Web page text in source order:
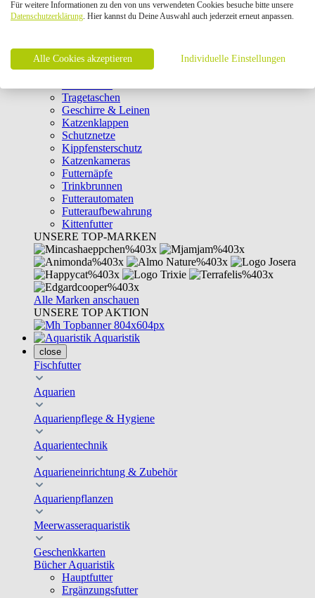
Intelligenzspielzeug
Laserpointer & Elektrospielzeug
Clicker & Target Sticks für Katzen
Weiteres Katzenspielzeug
Transportboxen
Tragetaschen
Geschirre & Leinen
Katzenklappen
Schutznetze
Kippfensterschutz
Katzenkameras
Futternäpfe
Trinkbrunnen
Futterautomaten
Futteraufbewahrung
Kittenfutter
UNSERE TOP-MARKEN
Alle Marken anschauen
UNSERE TOP AKTION
Aquaristik
close
Fischfutter
Aquarien
Aquarienpflege & Hygiene
Aquarientechnik
Aquarieneinrichtung & Zubehör
Aquarienpflanzen
Meerwasseraquaristik
Geschenkkarten
Bücher Aquaristik
Hauptfutter
Ergänzungsfutter
Für weitere Informationen zu den von uns verwendeten Cookies besuche bitte unsere
Datenschutzerklärung. Hier kannst du Deine Auswahl auch jederzeit erneut anpassen.
Alle Cookies akzeptieren Individuelle Einstellungen